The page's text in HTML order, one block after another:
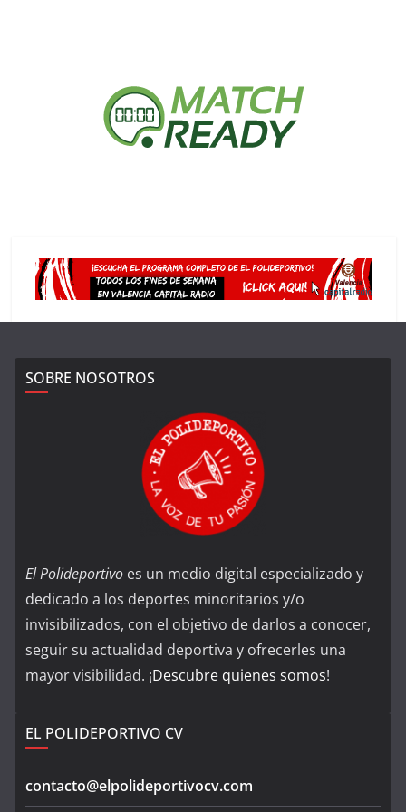
SOBRE NOSOTROS
El Polideportivo es un medio digital especializado y
dedicado a los deportes minoritarios y/o
invisibilizados, con el objetivo de darlos a conocer,
seguir su actualidad deportiva y ofrecerles una
mayor visibilidad. ¡Descubre quienes somos!
EL POLIDEPORTIVO CV
contacto@elpolideportivocv.com